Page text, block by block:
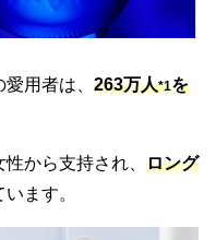
用者は、 263万人*1を
から支持され、 ロング
ます。